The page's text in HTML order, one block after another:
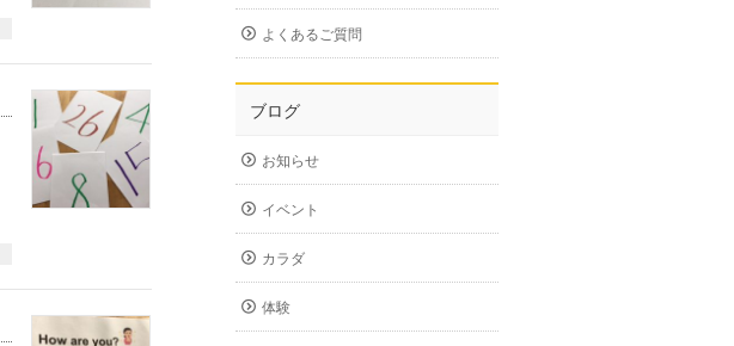
よくあるご質問
ブログ
お知らせ
イベント
カラダ
体験